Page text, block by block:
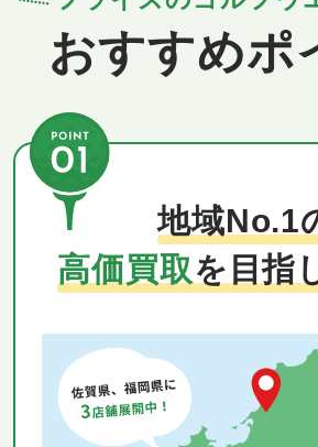
おすすめポ
地域No.1
高価買取を目指